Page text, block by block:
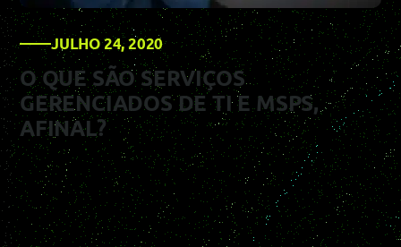
JULHO 24, 2020
O QUE SÃO SERVIÇOS
GERENCIADOS DE TI E MSPS,
AFINAL?